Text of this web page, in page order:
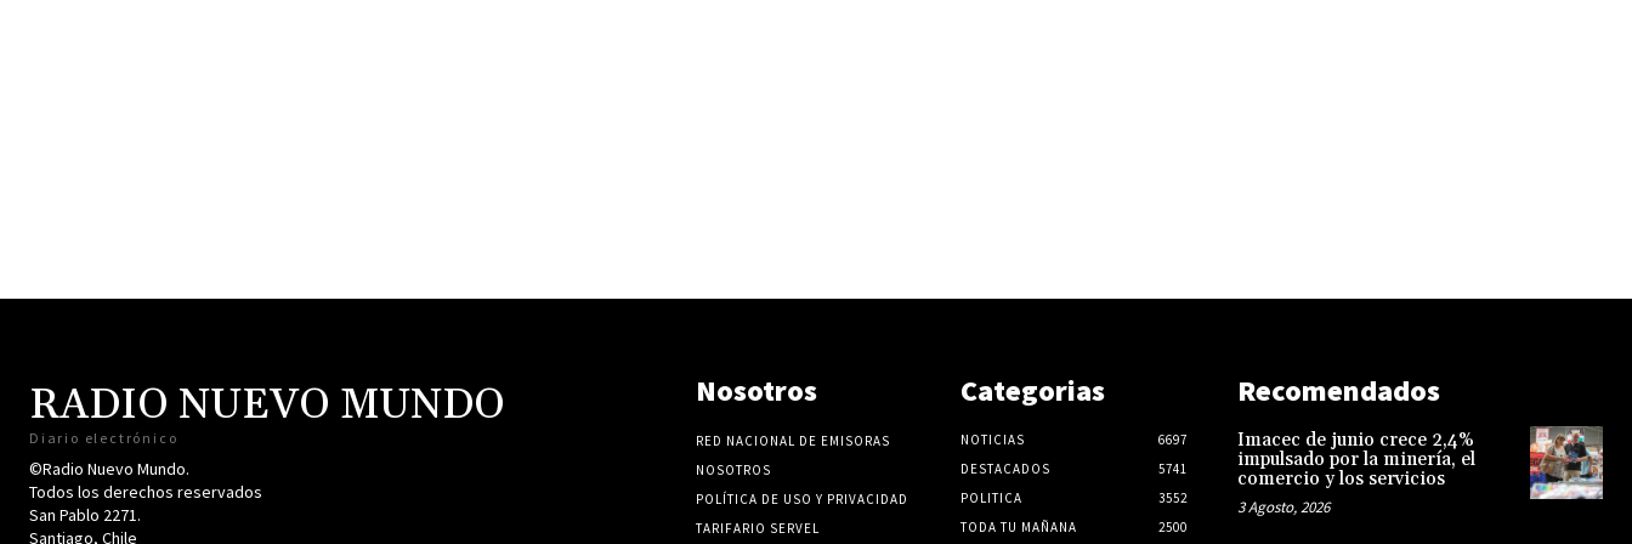
RADIO NUEVO MUNDO
Diario electrónico
©Radio Nuevo Mundo.
Todos los derechos reservados
San Pablo 2271.
Santiago, Chile
Nosotros
RED NACIONAL DE EMISORAS
NOSOTROS
POLÍTICA DE USO Y PRIVACIDAD
TARIFARIO SERVEL
Categorias
NOTICIAS
6697
DESTACADOS
5741
POLITICA
3552
TODA TU MAÑANA
2500
Recomendados
Imacec de junio crece 2,4%
impulsado por la minería, el
comercio y los servicios
3 Agosto, 2026